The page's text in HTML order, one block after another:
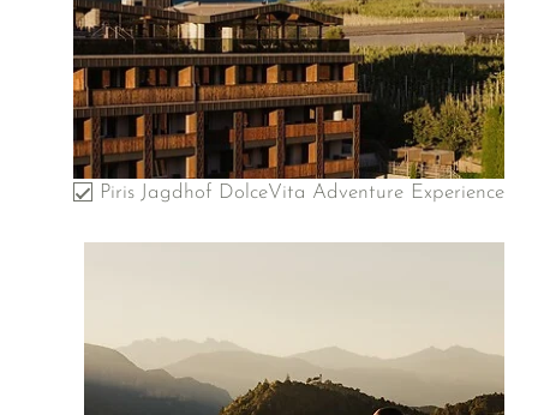
Piris Jagdhof DolceVita Adventure Experience